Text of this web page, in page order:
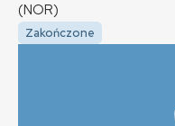
(NOR)
Zakończone